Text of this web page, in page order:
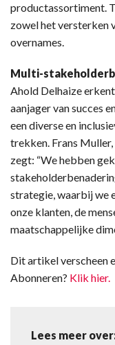
productassortiment.
zowel het versterken
overnames.
Multi-
Ahold Delhaize
aanjager van succes
een diverse en
trekken. Frans
zegt: “We hebben
strategie, waarbij we
onze klanten, de
maatschappelijke
Dit artikel verscheen
Abonneren? Klik hier.
Lees meer